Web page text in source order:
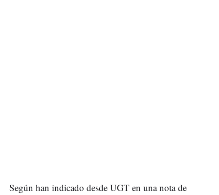
Según han indicado desde UGT en una nota de